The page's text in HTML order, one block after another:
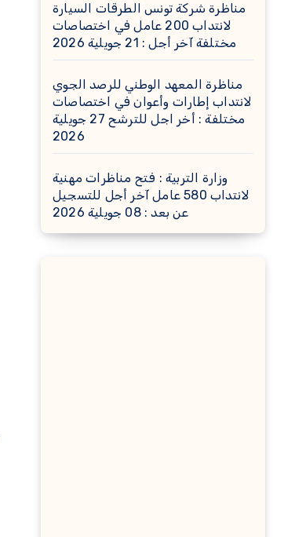
مناظرة شركة تونس الطرقات السيارة
لانتداب 200 عامل في اختصاصات
مختلفة آخر أجل : 21 جويلية 2026
مناظرة المعهد الوطني للرصد الجوي
لانتداب إطارات وأعوان في اختصاصات
مختلفة : أخر اجل للترشح 27 جويلية
2026
وزارة التربية : فتح مناظرات مهنية
لانتداب 580 عامل آخر أجل للتسجيل
عن بعد : 08 جويلية 2026